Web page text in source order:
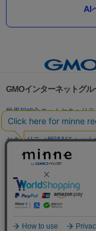
AI
GMOインターネットグ
世界初総合ネットセキュリテ
パスワード漏洩診断
Web
セキュリティ相談AIチャット
実在証明・盗聴対策
サイバー攻撃対策（GMO
セキュリティ事業の軌跡